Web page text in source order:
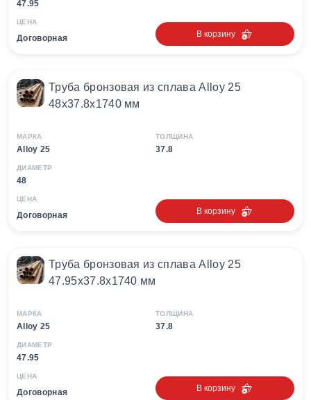
47.95
ЦЕНА
Договорная В корзину
Труба бронзовая из сплава Alloy 25
48х37.8х1740 мм
МАРКА
Alloy 25
ТОЛЩИНА
37.8
ДИАМЕТР
48
ЦЕНА
Договорная В корзину
Труба бронзовая из сплава Alloy 25
47.95х37.8х1740 мм
МАРКА
Alloy 25
ТОЛЩИНА
37.8
ДИАМЕТР
47.95
ЦЕНА
Договорная В корзину